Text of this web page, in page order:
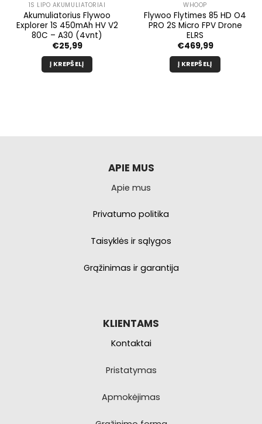
1S LIPO AKUMULIATORIAI
Akumuliatorius Flywoo
Explorer 1S 450mAh HV V2
80C – A30 (4vnt)
€25,99
Į KREPŠELĮ
WHOOP
Flywoo Flytimes 85 HD O4
PRO 2S Micro FPV Drone
ELRS
€469,99
Į KREPŠELĮ
APIE MUS
Apie mus
Privatumo politika
Taisyklės ir sąlygos
Grąžinimas ir garantija
KLIENTAMS
Kontaktai
Pristatymas
Apmokėjimas